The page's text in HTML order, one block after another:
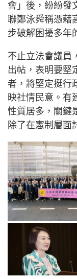
會」後，紛紛發
聯鄭泳舜稱憑藉
步破解困擾多年
不止立法會議員
出帖，表明要堅
者，將堅定挺行
映社情民意。有
性質居多，關鍵
除了在憲制層面